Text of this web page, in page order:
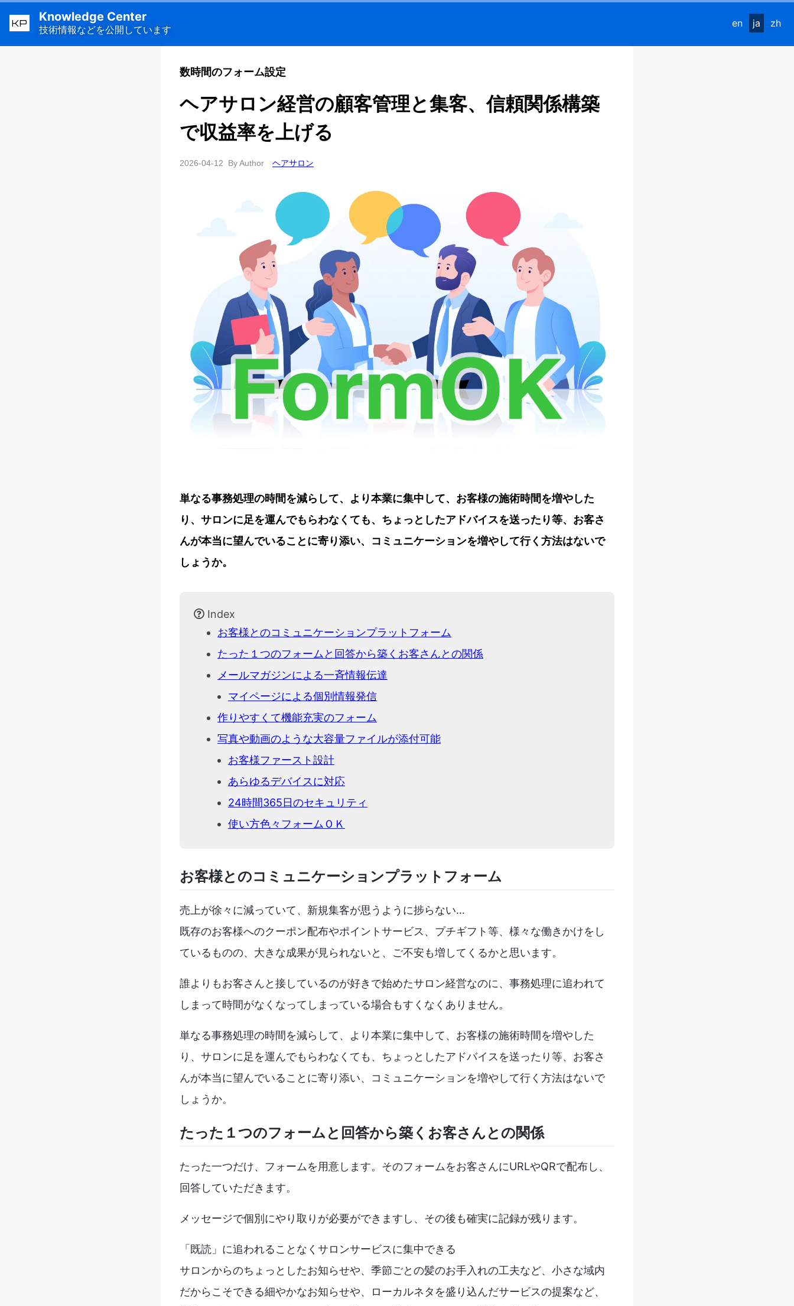
KP Knowledge Center
技術情報などを公開しています
en ja zh
数時間のフォーム設定
ヘアサロン経営の顧客管理と集客、信頼関係構築
で収益率を上げる
2026-04-12 By Author ヘアサロン
単なる事務処理の時間を減らして、より本業に集中して、お客様の施術時間を増やした
り、サロンに足を運んでもらわなくても、ちょっとしたアドバイスを送ったり等、お客さ
んが本当に望んでいることに寄り添い、コミュニケーションを増やして行く方法はないで
しょうか。
Index
お客様とのコミュニケーションプラットフォーム
たった１つのフォームと回答から築くお客さんとの関係
メールマガジンによる一斉情報伝達
マイページによる個別情報発信
作りやすくて機能充実のフォーム
写真や動画のような大容量ファイルが添付可能
お客様ファースト設計
あらゆるデバイスに対応
24時間365日のセキュリティ
使い方色々フォームＯＫ
お客様とのコミュニケーションプラットフォーム
売上が徐々に減っていて、新規集客が思うように捗らない…
既存のお客様へのクーポン配布やポイントサービス、プチギフト等、様々な働きかけをし
ているものの、大きな成果が見られないと、ご不安も増してくるかと思います。
誰よりもお客さんと接しているのが好きで始めたサロン経営なのに、事務処理に追われて
しまって時間がなくなってしまっている場合もすくなくありません。
単なる事務処理の時間を減らして、より本業に集中して、お客様の施術時間を増やした
り、サロンに足を運んでもらわなくても、ちょっとしたアドバイスを送ったり等、お客さ
んが本当に望んでいることに寄り添い、コミュニケーションを増やして行く方法はないで
しょうか。
たった１つのフォームと回答から築くお客さんとの関係
たった一つだけ、フォームを用意します。そのフォームをお客さんにURLやQRで配布し、
回答していただきます。
メッセージで個別にやり取りが必要ができますし、その後も確実に記録が残ります。
「既読」に追われることなくサロンサービスに集中できる
サロンからのちょっとしたお知らせや、季節ごとの髪のお手入れの工夫など、小さな域内
だからこそできる細やかなお知らせや、ローカルネタを盛り込んだサービスの提案など、